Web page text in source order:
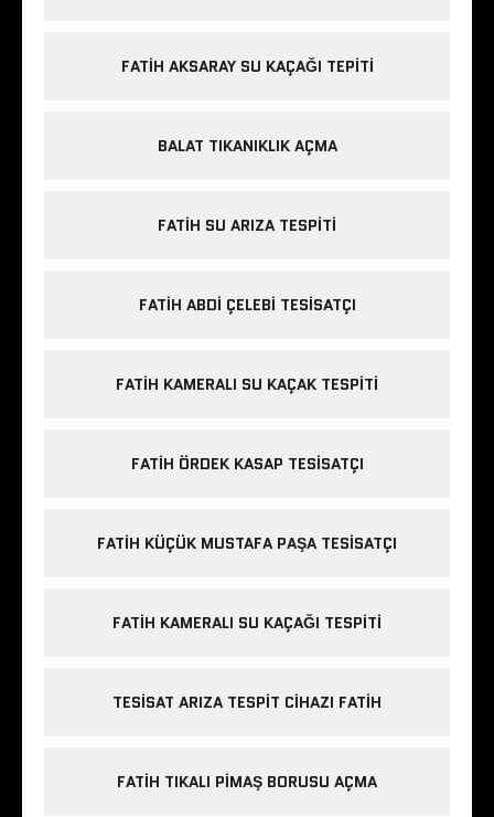
FATIH AKSARAY SU KAÇAĞI TEPITI
BALAT TIKANIKLIK AÇMA
FATIH SU ARIZA TESPITI
FATIH ABDI ÇELEBI TESISATÇI
FATIH KAMERALI SU KAÇAK TESPITI
FATIH ÖRDEK KASAP TESISATÇI
FATIH KÜÇÜK MUSTAFA PAŞA TESISATÇI
FATIH KAMERALI SU KAÇAĞI TESPITI
TESISAT ARIZA TESPIT CIHAZI FATIH
FATIH TIKALI PIMAŞ BORUSU AÇMA